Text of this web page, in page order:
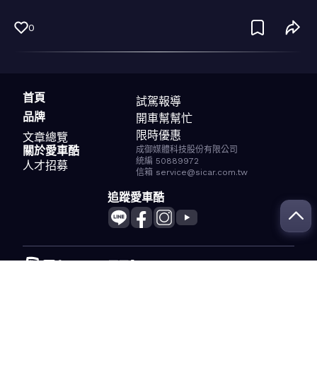
0
首頁
品牌
文章總覽
試駕報導
開車幫幫忙
限時優惠
關於愛車酷
人才招募
成御媒體科技股份有限公司
統編 50889972
信箱 service@sicar.com.tw
追蹤愛車酷